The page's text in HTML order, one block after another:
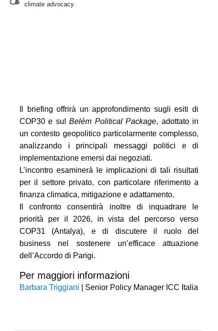
Il briefing offrirà un approfondimento sugli esiti di
COP30 e sulBelém Political Package, adottato in
un contesto geopolitico particolarmente complesso,
analizzando i principali messaggi politici e di
implementazione emersi dai negoziati.
L’incontro esaminerà le implicazioni di tali risultati
per il settore privato, con particolare riferimento a
finanza climatica, mitigazione e adattamento.
Il confronto consentirà inoltre di inquadrare le
priorità per il 2026, in vista del percorso verso
COP31 (Antalya), e di discutere il ruolo del
business nel sostenere un’efficace attuazione
dell’Accordo di Parigi.
Per maggiori informazioni
Barbara Triggiani | Senior Policy Manager ICC Italia
climate advocacy.